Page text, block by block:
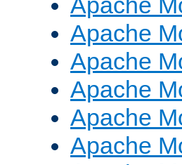
Apache
Apache
Apache
Apache
Apache